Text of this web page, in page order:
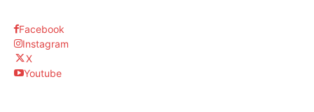
Facebook
Instagram
X
Youtube